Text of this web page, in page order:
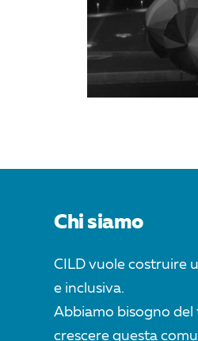
Chi siamo
CILD vuole costruire
e inclusiva.
Abbiamo bisogno
crescere questa